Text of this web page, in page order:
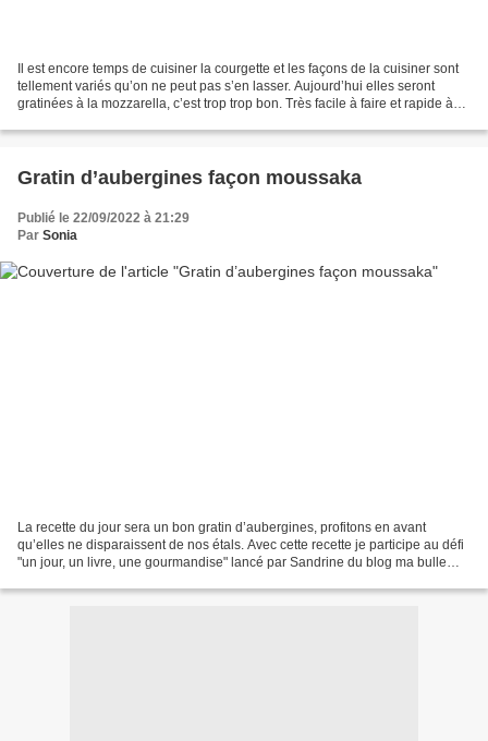
Il est encore temps de cuisiner la courgette et les façons de la cuisiner sont
tellement variés qu’on ne peut pas s’en lasser. Aujourd’hui elles seront
gratinées à la mozzarella, c’est trop trop bon. Très facile à faire et rapide à
Gratin d’aubergines façon moussaka
Publié le 22/09/2022 à 21:29
Par Sonia
La recette du jour sera un bon gratin d’aubergines, profitons en avant
qu’elles ne disparaissent de nos étals. Avec cette recette je participe au défi
"un jour, un livre, une gourmandise" lancé par Sandrine du blog ma bulle